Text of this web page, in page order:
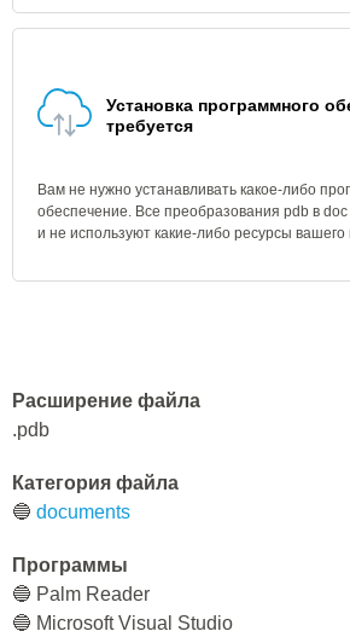
Установка программного
требуется
Вам не нужно устанавливать какое-либо
обеспечение. Все преобразования pdb в doc
и не используют какие-либо ресурсы
Расширение файла
.pdb
Категория файла
🔵 documents
Программы
🔵 Palm Reader
🔵 Microsoft Visual Studio